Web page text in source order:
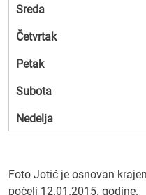
Foto Jotić je osnovan
počeli 12.01.2015. godine.
Sreda
Četvrtak
Petak
Subota
Nedelja